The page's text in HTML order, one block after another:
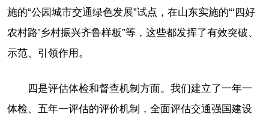
施的“公园城市交通绿色发展”试点，在山东实施的“‘四好
农村路’乡村振兴齐鲁样板”等，这些都发挥了有效突破、
示范、引领作用。
四是评估体检和督查机制方面。我们建立了一年一
体检、五年一评估的评价机制，全面评估交通强国建设